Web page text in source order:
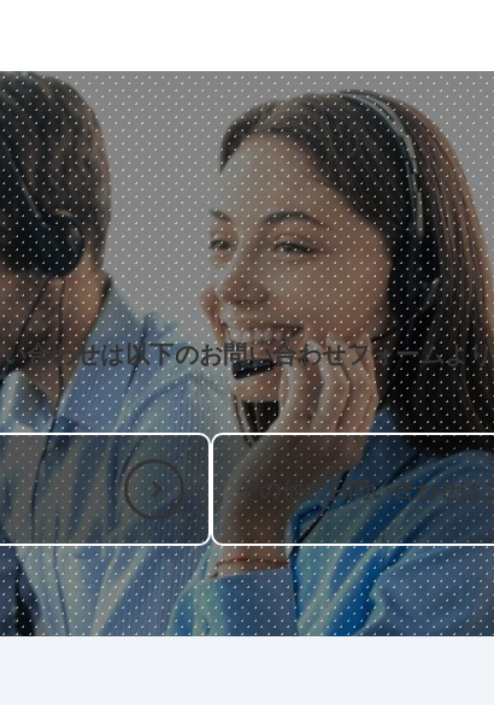
合わせは以下のお問い合わせフォームよ
その他のお問い合わせは